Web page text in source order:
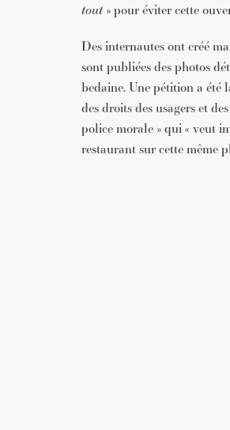
tout» pour éviter cette
Des internautes ont créé
sont publiées des photos
bedaine. Une pétition a été
des droits des usagers et
police morale » qui « veut
restaurant sur cette même